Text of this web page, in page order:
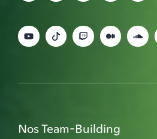
Nos Team-Building